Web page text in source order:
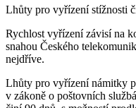
Lhůty pro vyřízení stížnosti
Rychlost vyřízení závisí na
snahou Českého
nejdříve.
Lhůty pro vyřízení námitky
v zákoně o poštovních